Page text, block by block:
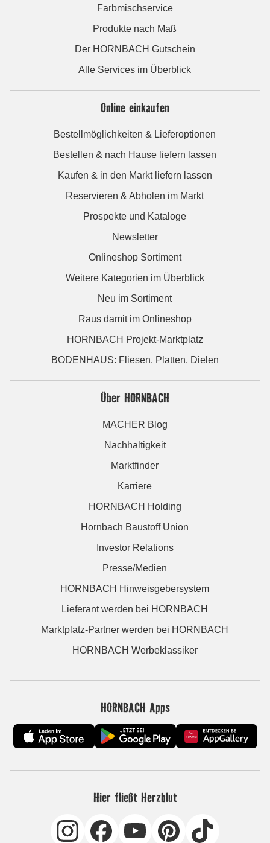
Farbmischservice
Produkte nach Maß
Der HORNBACH Gutschein
Alle Services im Überblick
Online einkaufen
Bestellmöglichkeiten & Lieferoptionen
Bestellen & nach Hause liefern lassen
Kaufen & in den Markt liefern lassen
Reservieren & Abholen im Markt
Prospekte und Kataloge
Newsletter
Onlineshop Sortiment
Weitere Kategorien im Überblick
Neu im Sortiment
Raus damit im Onlineshop
HORNBACH Projekt-Marktplatz
BODENHAUS: Fliesen. Platten. Dielen
Über HORNBACH
MACHER Blog
Nachhaltigkeit
Marktfinder
Karriere
HORNBACH Holding
Hornbach Baustoff Union
Investor Relations
Presse/Medien
HORNBACH Hinweisgebersystem
Lieferant werden bei HORNBACH
Marktplatz-Partner werden bei HORNBACH
HORNBACH Werbeklassiker
HORNBACH Apps
Hier fließt Herzblut